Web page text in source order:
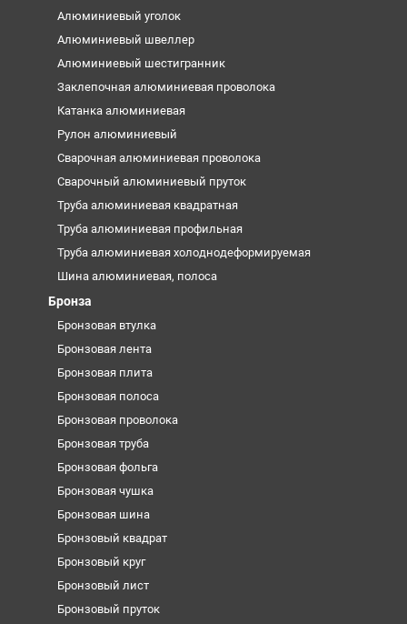
Алюминиевый уголок
Алюминиевый швеллер
Алюминиевый шестигранник
Заклепочная алюминиевая проволока
Катанка алюминиевая
Рулон алюминиевый
Сварочная алюминиевая проволока
Сварочный алюминиевый пруток
Труба алюминиевая квадратная
Труба алюминиевая профильная
Труба алюминиевая холоднодеформируемая
Шина алюминиевая, полоса
Бронза
Бронзовая втулка
Бронзовая лента
Бронзовая плита
Бронзовая полоса
Бронзовая проволока
Бронзовая труба
Бронзовая фольга
Бронзовая чушка
Бронзовая шина
Бронзовый квадрат
Бронзовый круг
Бронзовый лист
Бронзовый пруток